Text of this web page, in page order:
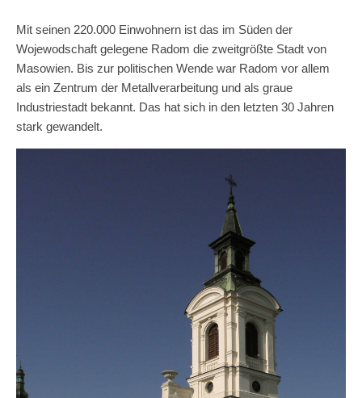
Mit seinen 220.000 Einwohnern ist das im Süden der
Wojewodschaft gelegene Radom die zweitgrößte Stadt von
Masowien. Bis zur politischen Wende war Radom vor allem
als ein Zentrum der Metallverarbeitung und als graue
Industriestadt bekannt. Das hat sich in den letzten 30 Jahren
stark gewandelt.